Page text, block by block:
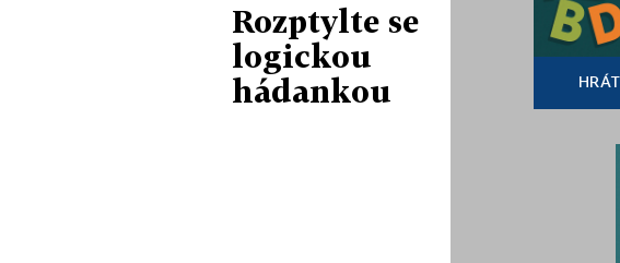
Rozptylte se
logickou
hádankou
HRÁT